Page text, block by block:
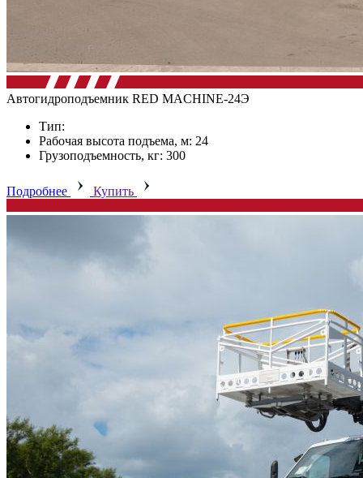
Автогидроподъемник RED MACHINE-24Э
Тип:
Рабочая высота подъема, м: 24
Грузоподъемность, кг: 300
Подробнее Купить